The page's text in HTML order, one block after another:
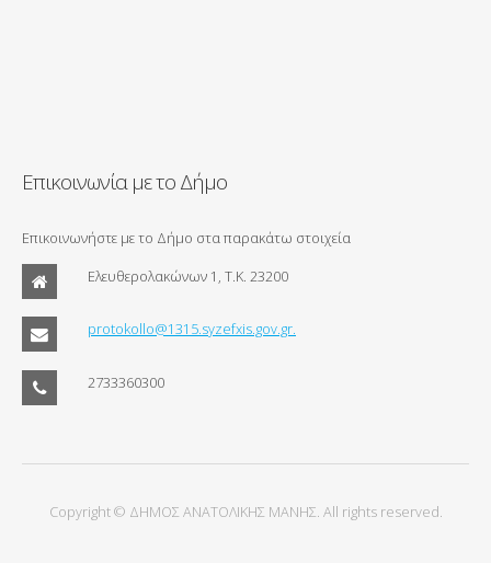
Επικοινωνία με το Δήμο
Επικοινωνήστε με το Δήμο στα παρακάτω στοιχεία
Ελευθερολακώνων 1, Τ.Κ. 23200
protokollo@1315.syzefxis.gov.gr.
2733360300
Copyright © ΔΗΜΟΣ ΑΝΑΤΟΛΙΚΗΣ ΜΑΝΗΣ. All rights reserved.